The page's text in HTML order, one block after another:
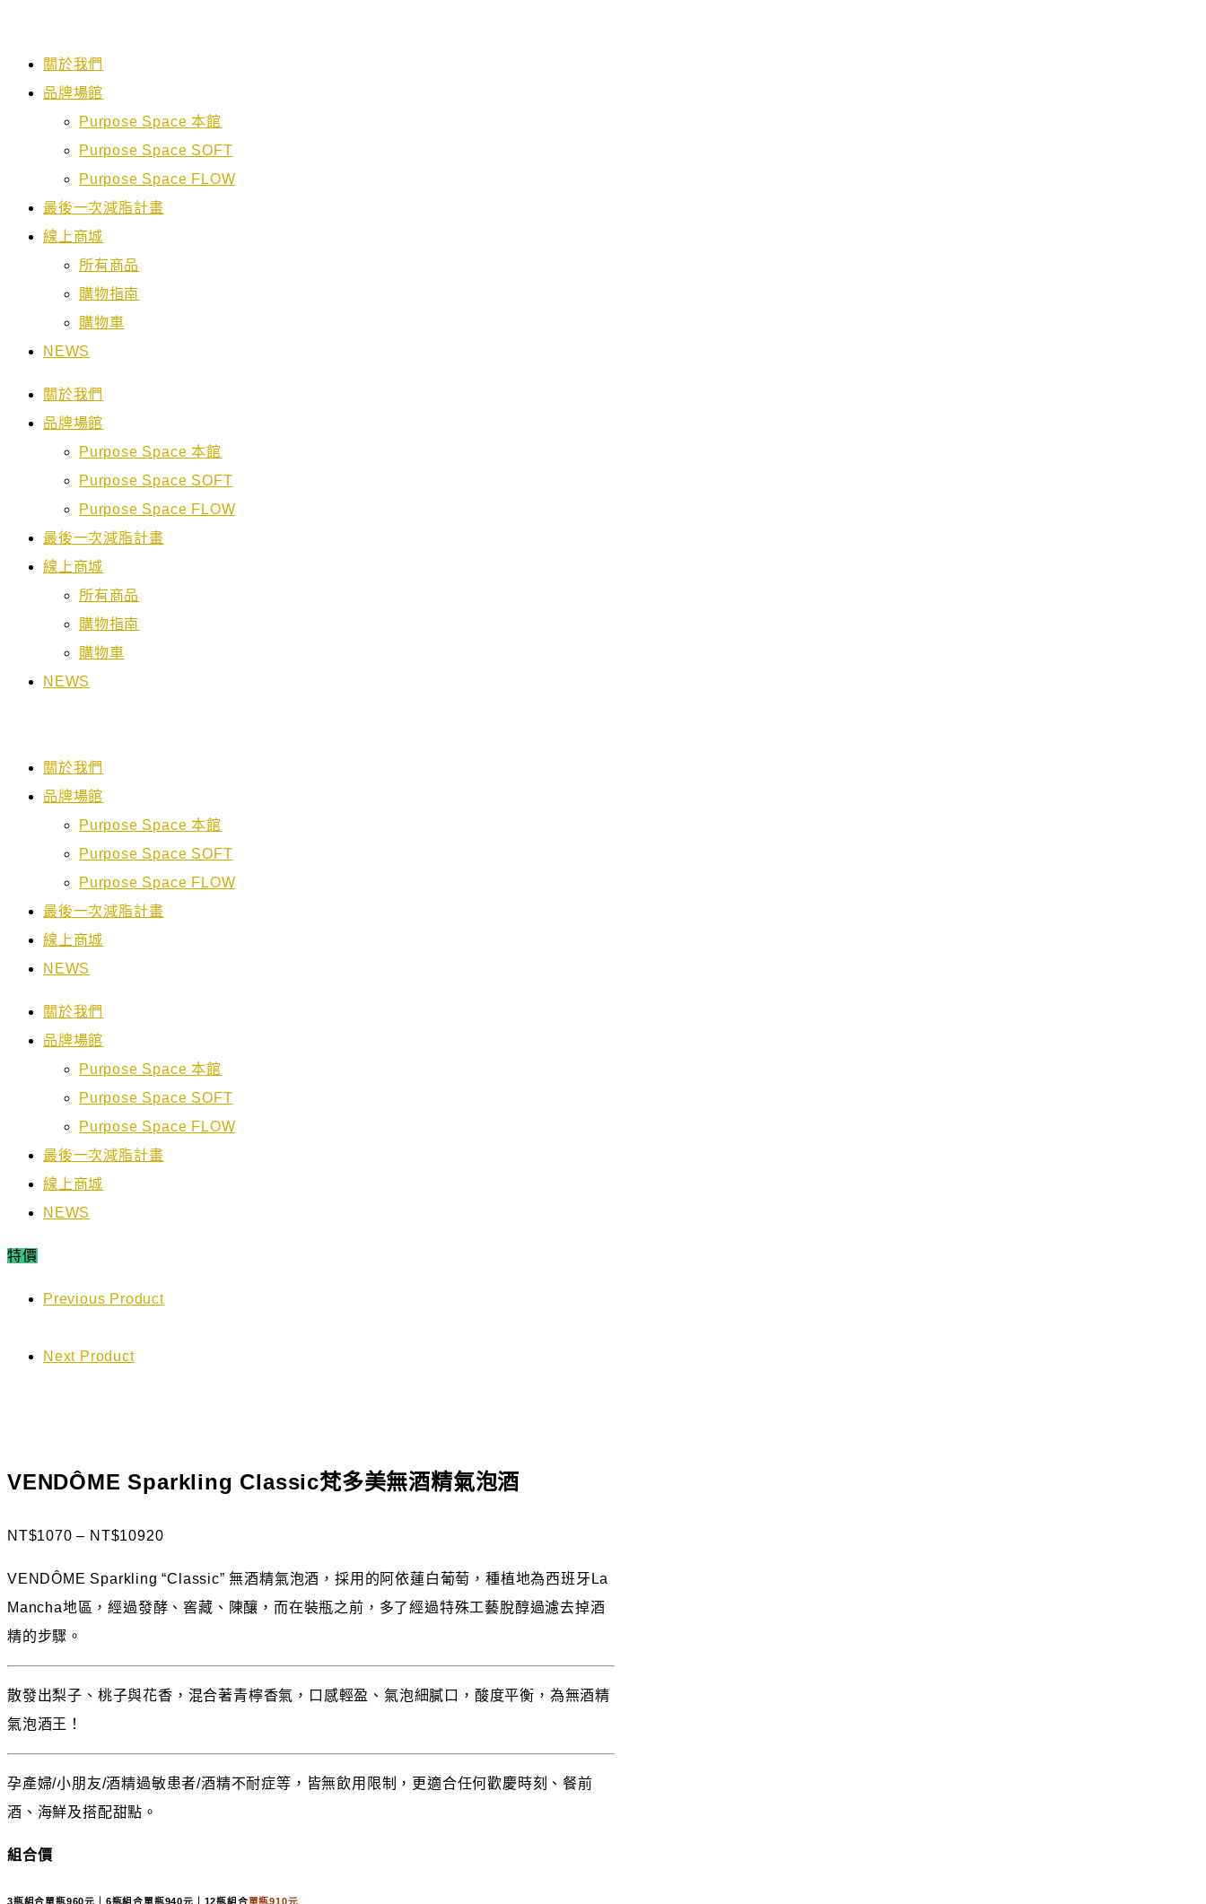
關於我們
品牌場館
Purpose Space 本館
Purpose Space SOFT
Purpose Space FLOW
最後一次減脂計畫
線上商城
所有商品
購物指南
購物車
NEWS
關於我們
品牌場館
Purpose Space 本館
Purpose Space SOFT
Purpose Space FLOW
最後一次減脂計畫
線上商城
所有商品
購物指南
購物車
NEWS
關於我們
品牌場館
Purpose Space 本館
Purpose Space SOFT
Purpose Space FLOW
最後一次減脂計畫
線上商城
NEWS
關於我們
品牌場館
Purpose Space 本館
Purpose Space SOFT
Purpose Space FLOW
最後一次減脂計畫
線上商城
NEWS
特價
Previous Product
Next Product
VENDÔME Sparkling Classic梵多美無酒精氣泡酒
NT$1070 – NT$10920
VENDÔME Sparkling “Classic” 無酒精氣泡酒，採用的阿依蓮白葡萄，種植地為西班牙La
Mancha地區，經過發酵、窖藏、陳釀，而在裝瓶之前，多了經過特殊工藝脫醇過濾去掉酒
精的步驟。
散發出梨子、桃子與花香，混合著青檸香氣，口感輕盈、氣泡細膩口，酸度平衡，為無酒精
氣泡酒王！
孕產婦/小朋友/酒精過敏患者/酒精不耐症等，皆無飲用限制，更適合任何歡慶時刻、餐前
酒、海鮮及搭配甜點。
組合價
3瓶組合單瓶960元｜ 6瓶組合單瓶940元｜ 12瓶組合單瓶910元